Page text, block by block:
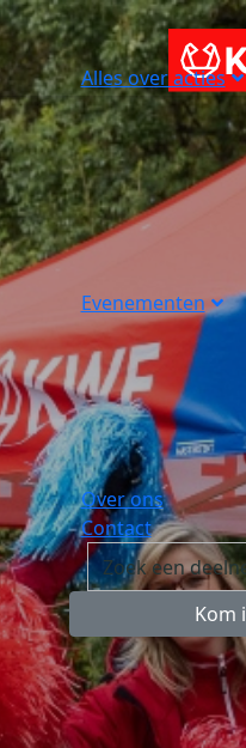
Alles over acties
Evenementen
Over ons
Contact
Kom